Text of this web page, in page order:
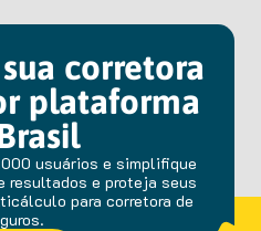
corretora
plataforma
usuários e simplifique
resultados e proteja seus
para corretora de